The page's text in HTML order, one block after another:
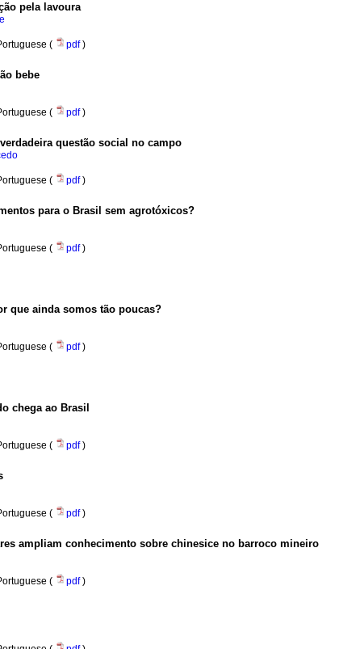
pela lavoura
( pdf)
bebe
( pdf)
questão social no campo
( pdf)
para o Brasil sem agrotóxicos?
( pdf)
que ainda somos tão poucas?
( pdf)
chega ao Brasil
( pdf)
( pdf)
ampliam conhecimento sobre chinesice no barroco mineiro
( pdf)